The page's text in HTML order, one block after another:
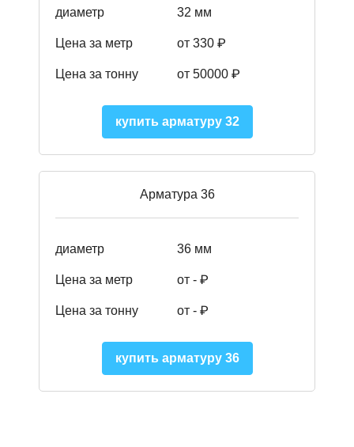
диаметр 32 мм
Цена за метр от 330 ₽
Цена за тонну от 50000 ₽
купить арматуру 32
Арматура 36
диаметр 36 мм
Цена за метр от - ₽
Цена за тонну от - ₽
купить арматуру 36